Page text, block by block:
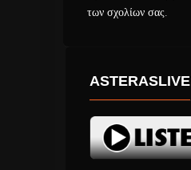
των σχολίων σας
ASTERASLIVE